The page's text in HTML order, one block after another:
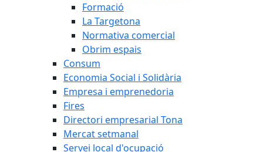
Formació
La Targetona
Normativa comercial
Obrim espais
Consum
Economia Social i Solidària
Empresa i emprenedoria
Fires
Directori empresarial Tona
Mercat setmanal
Servei local d'ocupació